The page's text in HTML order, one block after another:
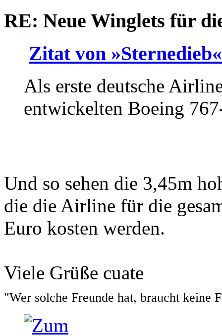
RE: Neue Winglets für
Zitat von »Sternedieb«
Als erste deutsche
entwickelten Boeing
Und so sehen die 3,45m
die die Airline für die
Euro kosten werden.
Viele Grüße cuate
"Wer solche Freunde hat, braucht keine